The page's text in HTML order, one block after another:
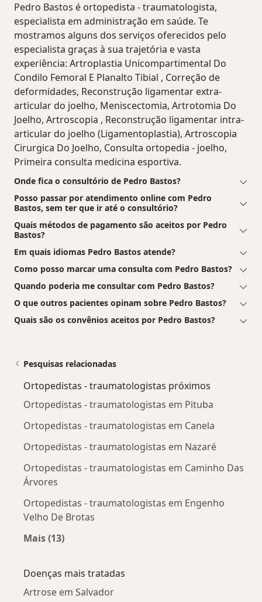
Pedro Bastos é ortopedista - traumatologista,
especialista em administração em saúde. Te
mostramos alguns dos serviços oferecidos pelo
especialista graças à sua trajetória e vasta
experiência: Artroplastia Unicompartimental Do
Condilo Femoral E Planalto Tibial , Correção de
deformidades, Reconstrução ligamentar extra-
articular do joelho, Meniscectomia, Artrotomia Do
Joelho, Artroscopia , Reconstrução ligamentar intra-
articular do joelho (Ligamentoplastia), Artroscopia
Cirurgica Do Joelho, Consulta ortopedia - joelho,
Primeira consulta medicina esportiva.
Onde fica o consultório de Pedro Bastos?
Posso passar por atendimento online com Pedro
Bastos, sem ter que ir até o consultório?
Quais métodos de pagamento são aceitos por Pedro
Bastos?
Em quais idiomas Pedro Bastos atende?
Como posso marcar uma consulta com Pedro Bastos?
Quando poderia me consultar com Pedro Bastos?
O que outros pacientes opinam sobre Pedro Bastos?
Quais são os convênios aceitos por Pedro Bastos?
Pesquisas relacionadas
Ortopedistas - traumatologistas próximos
Ortopedistas - traumatologistas em Pituba
Ortopedistas - traumatologistas em Canela
Ortopedistas - traumatologistas em Nazaré
Ortopedistas - traumatologistas em Caminho Das
Árvores
Ortopedistas - traumatologistas em Engenho
Velho De Brotas
Mais (13)
Doenças mais tratadas
Artrose em Salvador